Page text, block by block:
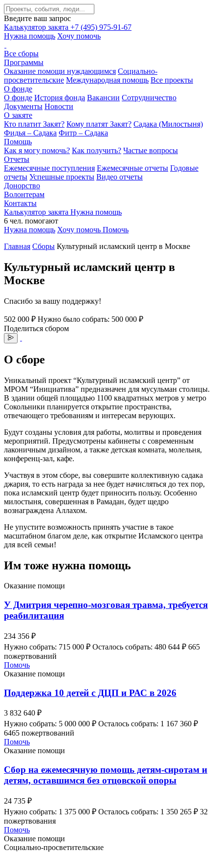
Введите ваш запрос
Калькулятор закята +7 (495) 975-91-67
Нужна помощь Хочу помочь
Все сборы
Программы
Оказание помощи нуждающимся Социально-
просветительские Международная помощь Все проекты
О фонде
О фонде История фонда Вакансии Сотрудничество
Документы Новости
О закяте
Кто платит Закят? Кому платят Закят? Садака (Милостыня)
Фидья – Садака Фитр – Садака
Помощь
Как я могу помочь? Как получить? Частые вопросы
Отчеты
Ежемесячные поступления Ежемесячные отчеты Годовые
отчеты Успешные проекты Видео отчеты
Донорство
Волонтерам
Контакты
Калькулятор закята Нужна помощь
6 чел. помогают
Нужна помощь Хочу помочь Помочь
Главная Сборы Культурный исламский центр в Москве
Культурный исламский центр в
Москве
Спасибо за вашу поддержку!
502 000 ₽ Нужно было собрать: 500 000 ₽
Поделиться сбором
О сборе
Уникальный проект “Культурный исламский центр” от
МРОМ “Инициатива” предназначен для мусульман столицы.
В здании общей площадью 1100 квадратных метров у метро
Сокольники планируется открытие пространства,
отвечающего требованиям и интересам верующих.
Будут созданы условия для работы, молитвы и проведения
мероприятий. Предусмотрены кабинеты с современным
лаконичным дизайном, а также детская комната, молельня,
конференц-зал, кафе.
Участвуя в этом сборе, вы совершите коллективную садака
джария, то есть награда за нее будет начисляться до тех пор,
пока исламский центр будет приносить пользу. Особенно
милостыня, совершенная в Рамадан, будет щедро
вознаграждена Аллахом.
Не упустите возможность принять участие в такое
масштабном благом деле, как открытие Исламского центра
для всей семьи!
Им тоже нужна помощь
Оказание помощи
У Дмитрия черепно-мозговая травма, требуется
реабилитация
234 356 ₽
Нужно собрать: 715 000 ₽ Осталось собрать: 480 644 ₽ 665
пожертвований
Помочь
Оказание помощи
Поддержка 10 детей с ДЦП и РАС в 2026
3 832 640 ₽
Нужно собрать: 5 000 000 ₽ Осталось собрать: 1 167 360 ₽
6465 пожертвований
Помочь
Оказание помощи
Сбор на ежемесячную помощь детям-сиротам и
детям, оставшимся без отцовской опоры
24 735 ₽
Нужно собрать: 1 375 000 ₽ Осталось собрать: 1 350 265 ₽ 32
пожертвования
Помочь
Оказание помощи
Социально-просветительские